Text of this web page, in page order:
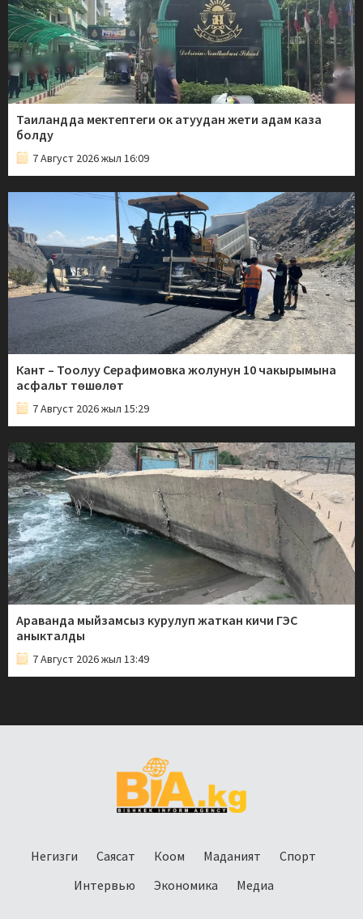
Таиландда мектептеги ок атуудан жети адам каза
болду
7 Август 2026 жыл 16:09
Кант – Тоолуу Серафимовка жолунун 10 чакырымына
асфальт төшөлөт
7 Август 2026 жыл 15:29
Араванда мыйзамсыз курулуп жаткан кичи ГЭС
аныкталды
7 Август 2026 жыл 13:49
Негизги Саясат Коом Маданият
Спорт
Интервью
Экономика Медиа